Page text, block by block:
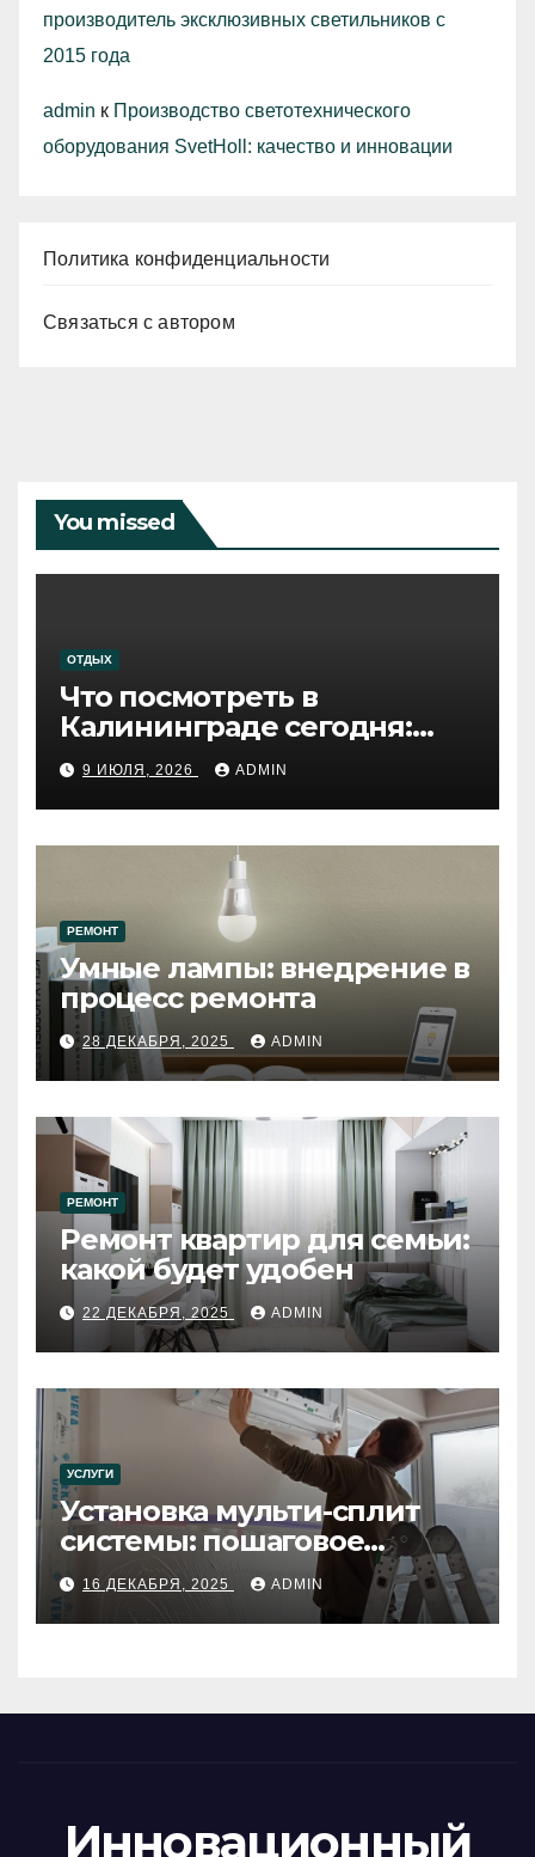
производитель эксклюзивных светильников с
2015 года
admin к Производство светотехнического
оборудования SvetHoll: качество и инновации
Политика конфиденциальности
Связаться с автором
You missed
ОТДЫХ
Что посмотреть в
Калининграде сегодня:
путеводитель по самому
западному городу России
9 ИЮЛЯ, 2026 ADMIN
РЕМОНТ
Умные лампы: внедрение в
процесс ремонта
28 ДЕКАБРЯ, 2025 ADMIN
РЕМОНТ
Ремонт квартир для семьи:
какой будет удобен
22 ДЕКАБРЯ, 2025 ADMIN
УСЛУГИ
Установка мульти-сплит
системы: пошаговое
руководство
16 ДЕКАБРЯ, 2025 ADMIN
Инновационный